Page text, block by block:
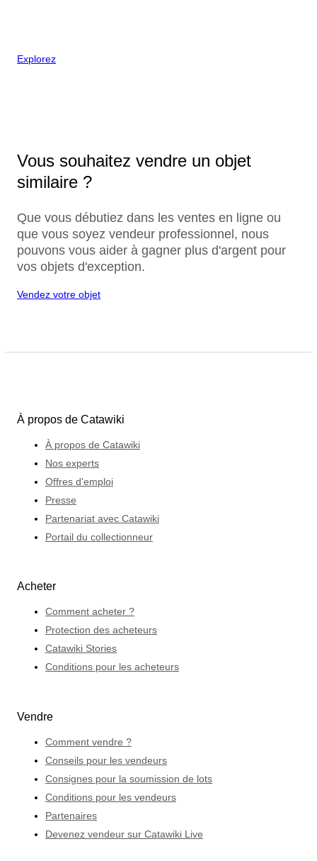
Explorez
Vous souhaitez vendre un objet
similaire ?
Que vous débutiez dans les ventes en ligne ou
que vous soyez vendeur professionnel, nous
pouvons vous aider à gagner plus d'argent pour
vos objets d'exception.
Vendez votre objet
À propos de Catawiki
À propos de Catawiki
Nos experts
Offres d'emploi
Presse
Partenariat avec Catawiki
Portail du collectionneur
Acheter
Comment acheter ?
Protection des acheteurs
Catawiki Stories
Conditions pour les acheteurs
Vendre
Comment vendre ?
Conseils pour les vendeurs
Consignes pour la soumission de lots
Conditions pour les vendeurs
Partenaires
Devenez vendeur sur Catawiki Live